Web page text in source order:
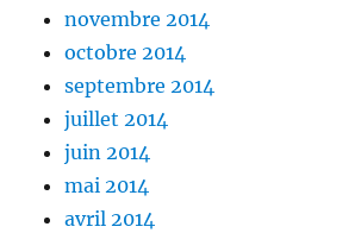
novembre 2014
octobre 2014
septembre 2014
juillet 2014
juin 2014
mai 2014
avril 2014